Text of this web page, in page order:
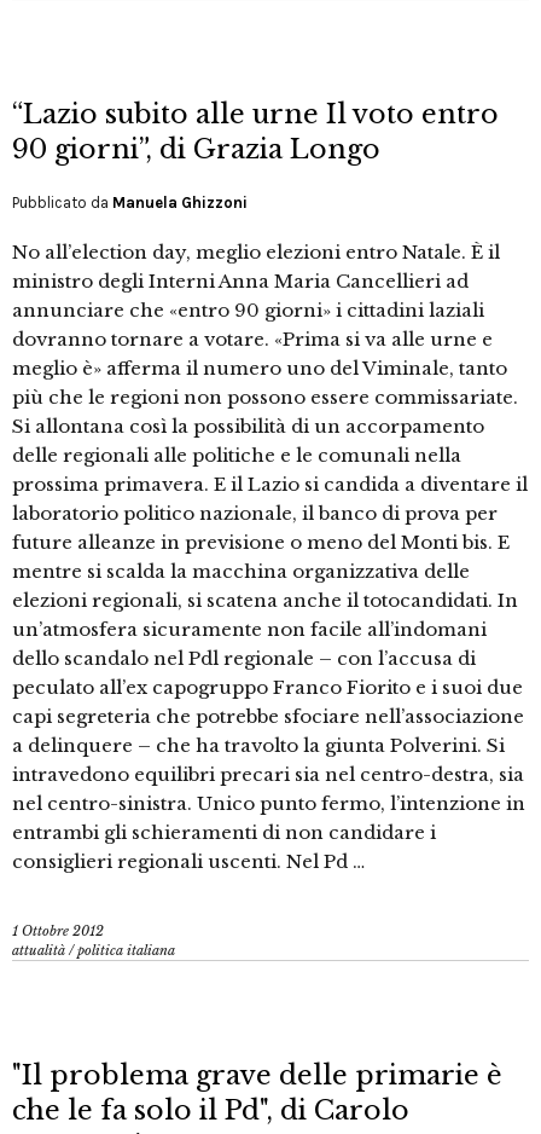
“Lazio subito alle urne Il voto entro
90 giorni”, di Grazia Longo
Pubblicato da Manuela Ghizzoni
No all’election day, meglio elezioni entro Natale. È il
ministro degli Interni Anna Maria Cancellieri ad
annunciare che «entro 90 giorni» i cittadini laziali
dovranno tornare a votare. «Prima si va alle urne e
meglio è» afferma il numero uno del Viminale, tanto
più che le regioni non possono essere commissariate.
Si allontana così la possibilità di un accorpamento
delle regionali alle politiche e le comunali nella
prossima primavera. E il Lazio si candida a diventare il
laboratorio politico nazionale, il banco di prova per
future alleanze in previsione o meno del Monti bis. E
mentre si scalda la macchina organizzativa delle
elezioni regionali, si scatena anche il totocandidati. In
un’atmosfera sicuramente non facile all’indomani
dello scandalo nel Pdl regionale – con l’accusa di
peculato all’ex capogruppo Franco Fiorito e i suoi due
capi segreteria che potrebbe sfociare nell’associazione
a delinquere – che ha travolto la giunta Polverini. Si
intravedono equilibri precari sia nel centro-destra, sia
nel centro-sinistra. Unico punto fermo, l’intenzione in
entrambi gli schieramenti di non candidare i
consiglieri regionali uscenti. Nel Pd …
1 Ottobre 2012
attualità /politica italiana
"Il problema grave delle primarie è
che le fa solo il Pd", di Carolo